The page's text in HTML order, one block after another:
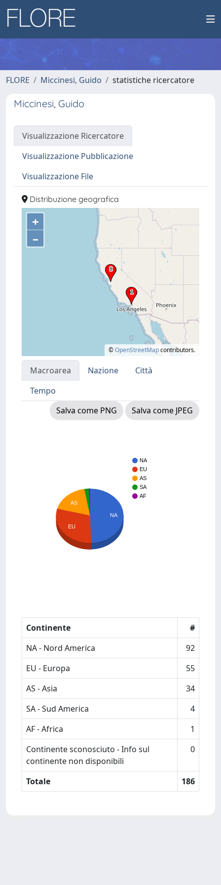
FLORE Miccinesi, Guido statistiche ricercatore
Miccinesi, Guido
Visualizzazione Ricercatore
Visualizzazione Pubblicazione
Visualizzazione File
Distribuzione geografica
+
–
©OpenStreetMapcontributors.
Macroarea Nazione
Città
Tempo
Salva come PNG
Salva come JPEG
NA
EU
AS
SA
AF
NA
AS
EU
Continente
#
NA - Nord America
92
EU - Europa
55
AS - Asia
34
SA - Sud America
4
AF - Africa
1
Continente sconosciuto - Info sul
continente non disponibili
0
Totale 186